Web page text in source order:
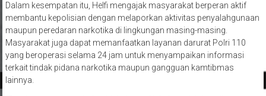
membantu kepolisian dengan melaporkan aktivitas penyalahgunaan
maupun peredaran narkotika di lingkungan masing-masing.
Masyarakat juga dapat memanfaatkan layanan darurat Polri 110
yang beroperasi selama 24 jam untuk menyampaikan informasi
terkait tindak pidana narkotika maupun gangguan kamtibmas
lainnya.